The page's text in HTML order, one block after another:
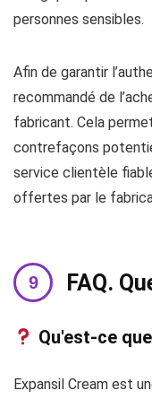
personnes sensibles.
Afin de garantir
recommandé de
fabricant. Cela
contrefaçons
service clientèle
offertes par le
FAQ.
Qu'est-ce
Expansil Cream est